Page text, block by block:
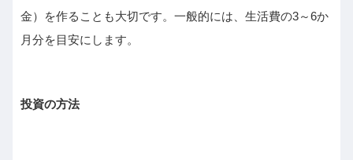
金）を作ることも大切です。一般的には、生活費の3～6か
月分を目安にします。
投資の方法